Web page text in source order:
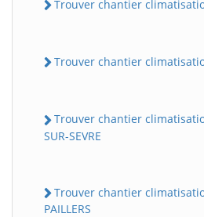
Trouver chantier
Trouver chantier
Trouver chantier
SUR-SEVRE
Trouver chantier
PAILLERS